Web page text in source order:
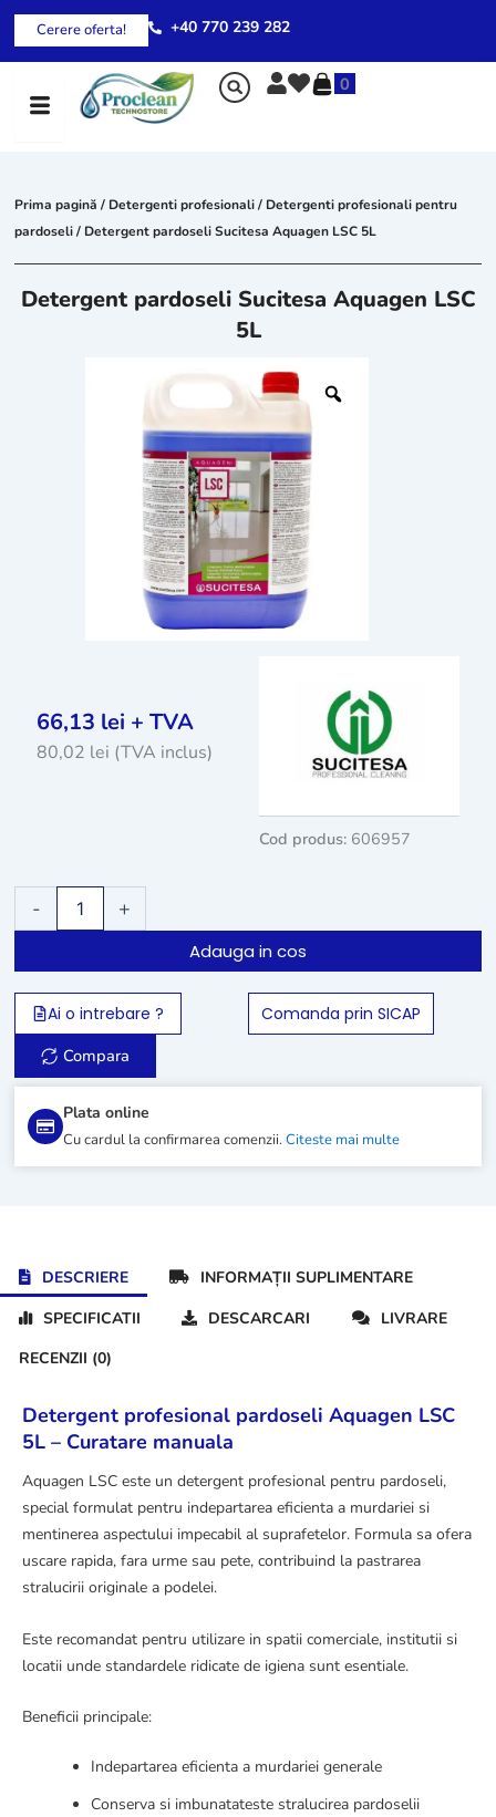
Skip
content
Cerere oferta! +40 770 239 282
0
Prima pagină / Detergenti profesionali/ Detergenti profesionali pentru
pardoseli/ Detergent pardoseli Sucitesa Aquagen LSC 5L
Plata online
Cu cardul la confirmarea comenzii.Citeste mai multe
Detergent pardoseli Sucitesa Aquagen LSC
5L
66,13 lei + TVA
80,02 lei (TVA inclus)
Cod produs: 606957
-
Detergent
LSC
5L
+
Adauga in cos
Ai o intrebare ?
Comanda prin SICAP
Compara
DESCRIERE
INFORMAȚII SUPLIMENTARE
SPECIFICATII
DESCARCARI
LIVRARE
RECENZII (0)
Detergent profesional pardoseli Aquagen LSC
5L – Curatare manuala
Aquagen LSC este un detergent profesional pentru pardoseli,
special formulat pentru indepartarea eficienta a murdariei si
mentinerea aspectului impecabil al suprafetelor. Formula sa ofera
uscare rapida, fara urme sau pete, contribuind la pastrarea
stralucirii originale a podelei.
Este recomandat pentru utilizare in spatii comerciale, institutii si
locatii unde standardele ridicate de igiena sunt esentiale.
Beneficii principale:
Indepartarea eficienta a murdariei generale
Conserva si imbunatateste stralucirea pardoselii